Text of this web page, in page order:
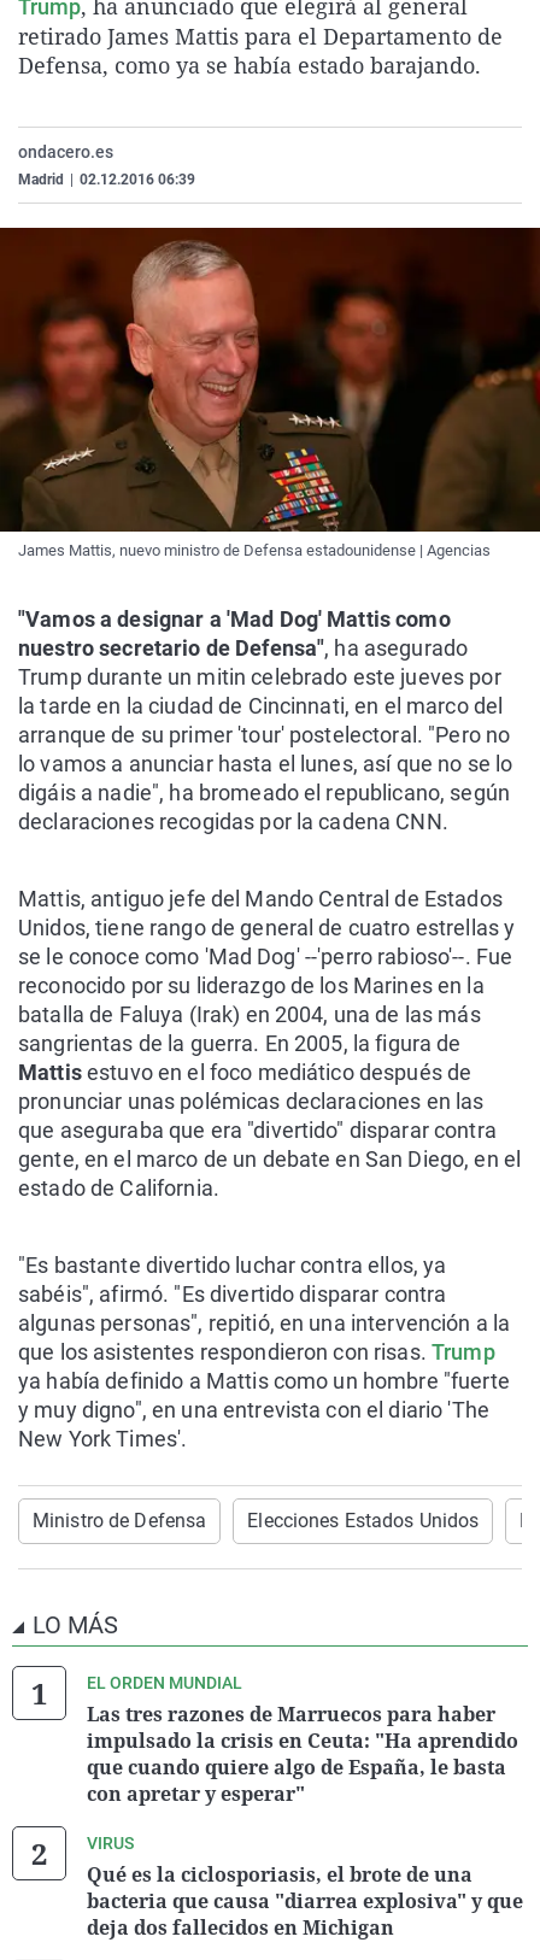
La rosa de los vientos
Gente viajera
Caso
Retornados
Extremadura
Galicia
Virales
Televisión
Trump, ha anunciado que elegirá al general
retirado James Mattis para el Departamento de
Defensa, como ya se había estado barajando.
ondacero.es
Madrid 02.12.2016 06:39
James Mattis, nuevo ministro de Defensa estadounidense | Agencias
"Vamos a designar a 'Mad Dog' Mattis como
nuestro secretario de Defensa", ha asegurado
Trump durante un mitin celebrado este jueves por
la tarde en la ciudad de Cincinnati, en el marco del
arranque de su primer 'tour' postelectoral. "Pero no
lo vamos a anunciar hasta el lunes, así que no se lo
digáis a nadie", ha bromeado el republicano, según
declaraciones recogidas por la cadena CNN.
Mattis, antiguo jefe del Mando Central de Estados
Unidos, tiene rango de general de cuatro estrellas y
se le conoce como 'Mad Dog' --'perro rabioso'--. Fue
reconocido por su liderazgo de los Marines en la
batalla de Faluya (Irak) en 2004, una de las más
sangrientas de la guerra. En 2005, la figura de
Mattisestuvo en el foco mediático después de
pronunciar unas polémicas declaraciones en las
que aseguraba que era "divertido" disparar contra
gente, en el marco de un debate en San Diego, en el
estado de California.
"Es bastante divertido luchar contra ellos, ya
sabéis", afirmó. "Es divertido disparar contra
algunas personas", repitió, en una intervención a la
que los asistentes respondieron con risas.Trump
ya había definido a Mattis como un hombre "fuerte
y muy digno", en una entrevista con el diario 'The
New York Times'.
Ministro de Defensa Elecciones Estados Unidos
LO MÁS
EL ORDEN MUNDIAL
Las tres razones de Marruecos para haber
impulsado la crisis en Ceuta: "Ha aprendido
que cuando quiere algo de España, le basta
con apretar y esperar"
VIRUS
Qué es la ciclosporiasis, el brote de una
bacteria que causa "diarrea explosiva" y que
deja dos fallecidos en Michigan